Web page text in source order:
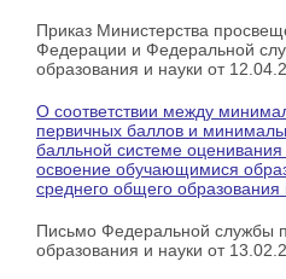
Приказ Министерства
Федерации и Федеральной
образования и науки от
О соответствии между
первичных баллов и
балльной системе
освоение обучающимися
среднего общего образования
Письмо Федеральной службы
образования и науки от